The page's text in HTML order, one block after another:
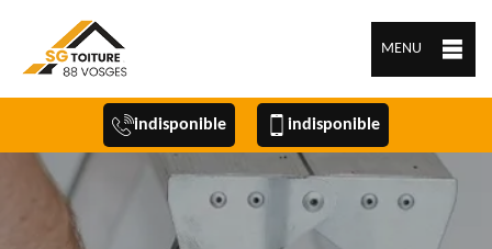
MENU
indisponible indisponible